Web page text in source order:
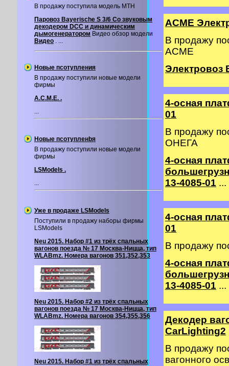
В продажу поступила модель MTH
Паровоз Bayerische S 3/6 Со звуковым
декодером DCC и динамическим
дымогенератором Видео обзор модели
Видео . ...
Новые псотупления
В продажу поступили новые модели
фирмы
A.C.M.E. .
...
Новые псотупленbя
В продажу поступили новые модели
фирмы
LSModels .
...
Уже в продаже LSModels
Поступили в продажу наборы фирмы
LSModels
Neu 2015. Набор #1 из трёх спальных
вагонов поезда № 17 Москва-Ницца, тип
WLABmz. Номера вагонов 351,352,353
Neu 2015. Набор #2 из трёх спальных
вагонов поезда № 17 Москва-Ницца, тип
WLABmz. Номера вагонов 354,355,356
Neu 2015. Набор #1 из трёх спальных
ACME
В продажу
ACME
Электровоз
4-осная
01
В продажу
ОНЕГА
4-осная
13-4085-01 ...
4-осная
01
В продажу
4-осная
13-4085-01 ...
Декодер
CarLighting2
В продажу
вагонного